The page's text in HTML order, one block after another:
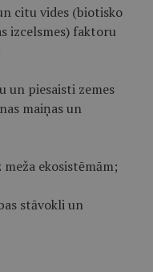
citu vides (biotisko
izcelsmes) faktoru
un piesaisti zemes
maiņas un
ekosistēmām;
stāvokli un